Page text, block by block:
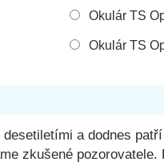
Okulár TS
Okulár TS
a dodnes
zkušené